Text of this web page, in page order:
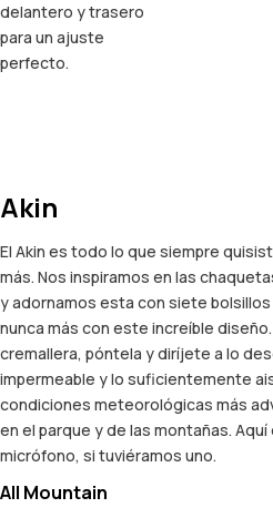
delantero y trasero
para un ajuste
perfecto.
Akin
El Akin es todo lo que siempre
más. Nos inspiramos en las
y adornamos esta con siete
nunca más con este increíble
cremallera, póntela y diríjete a lo
impermeable y lo suficientemente
condiciones meteorológicas más
en el parque y de las montañas.
micrófono, si tuviéramos uno.
All Mountain